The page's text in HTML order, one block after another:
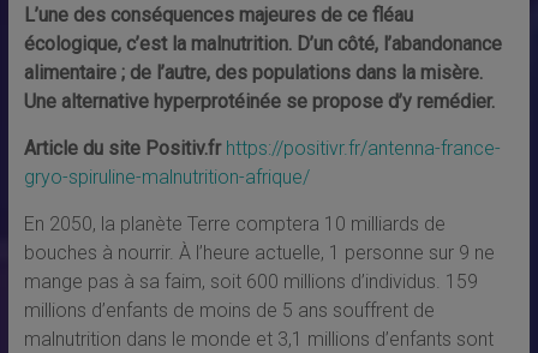
L’une des conséquences majeures de ce fléau
écologique, c’est la malnutrition. D’un côté, l’abandonance
alimentaire ; de l’autre, des populations dans la misère.
Une alternative hyperprotéinée se propose d’y remédier.
Article du site Positiv.fr https://positivr.fr/antenna-france-
gryo-spiruline-malnutrition-afrique/
En 2050, la planète Terre comptera 10 milliards de
bouches à nourrir. À l’heure actuelle, 1 personne sur 9 ne
mange pas à sa faim, soit 600 millions d’individus. 159
millions d’enfants de moins de 5 ans souffrent de
malnutrition dans le monde et 3,1 millions d’enfants sont